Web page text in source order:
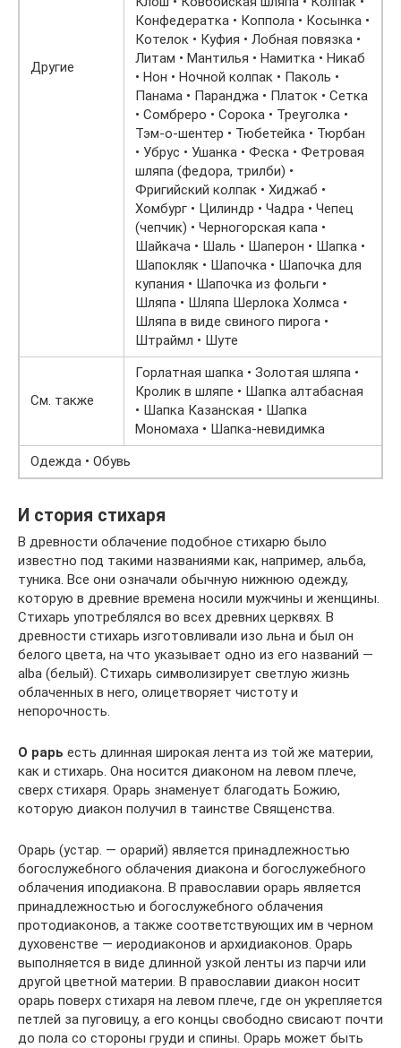
Другие
Конфедератка • Коппола • Косынка •
Котелок • Куфия • Лобная повязка •
Литам • Мантилья • Намитка • Никаб
• Нон • Ночной колпак • Паколь •
Панама • Паранджа • Платок • Сетка
• Сомбреро • Сорока • Треуголка •
Тэм-о-шентер • Тюбетейка • Тюрбан
• Убрус • Ушанка • Феска • Фетровая
шляпа (федора, трилби) •
Фригийский колпак • Хиджаб •
Хомбург • Цилиндр • Чадра • Чепец
(чепчик) • Черногорская капа •
Шайкача • Шаль • Шаперон • Шапка •
Шапокляк • Шапочка • Шапочка для
купания • Шапочка из фольги •
Шляпа • Шляпа Шерлока Холмса •
Шляпа в виде свиного пирога •
Штраймл • Шуте
См. также
Горлатная шапка • Золотая шляпа •
Кролик в шляпе • Шапка алтабасная
• Шапка Казанская • Шапка
Мономаха • Шапка-невидимка
Одежда • Обувь
И стория стихаря
В древности облачение подобное стихарю было
известно под такими названиями как, например, альба,
туника. Все они означали обычную нижнюю одежду,
которую в древние времена носили мужчины и женщины.
Стихарь употреблялся во всех древних церквях. В
древности стихарь изготовливали изо льна и был он
белого цвета, на что указывает одно из его названий —
alba (белый). Стихарь символизирует светлую жизнь
облаченных в него, олицетворяет чистоту и
непорочность.
О рарь есть длинная широкая лента из той же материи,
как и стихарь. Она носится диаконом на левом плече,
сверх стихаря. Орарь знаменует благодать Божию,
которую диакон получил в таинстве Священства.
Орарь (устар. — орарий) является принадлежностью
богослужебного облачения диакона и богослужебного
облачения иподиакона. В православии орарь является
принадлежностью и богослужебного облачения
протодиаконов, а также соответствующих им в черном
духовенстве — иеродиаконов и архидиаконов. Орарь
выполняется в виде длинной узкой ленты из парчи или
другой цветной материи. В православии диакон носит
орарь поверх стихаря на левом плече, где он укрепляется
петлей за пуговицу, а его концы свободно свисают почти
до пола со стороны груди и спины. Орарь может быть